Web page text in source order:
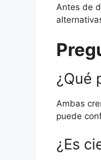
Antes de
¿Qué
Ambas
puede
¿Es